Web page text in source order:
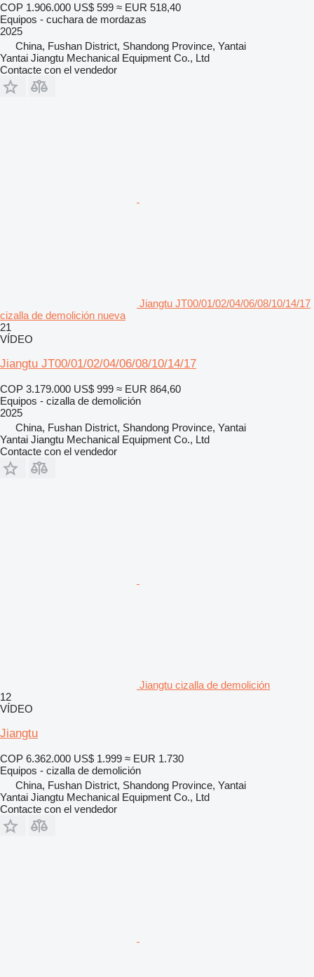
COP 1.906.000 US$ 599 ≈ EUR 518,40
Equipos - cuchara de mordazas
2025
China, Fushan District, Shandong Province, Yantai
Yantai Jiangtu Mechanical Equipment Co., Ltd
Contacte con el vendedor
Jiangtu JT00/01/02/04/06/08/10/14/17
cizalla de demolición nueva
21
VÍDEO
Jiangtu JT00/01/02/04/06/08/10/14/17
COP 3.179.000 US$ 999 ≈ EUR 864,60
Equipos - cizalla de demolición
2025
China, Fushan District, Shandong Province, Yantai
Yantai Jiangtu Mechanical Equipment Co., Ltd
Contacte con el vendedor
Jiangtu cizalla de demolición
12
VÍDEO
Jiangtu
COP 6.362.000 US$ 1.999 ≈ EUR 1.730
Equipos - cizalla de demolición
China, Fushan District, Shandong Province, Yantai
Yantai Jiangtu Mechanical Equipment Co., Ltd
Contacte con el vendedor